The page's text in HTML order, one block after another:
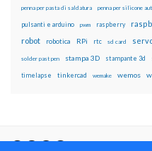
penna per pasta di saldatura penna per silicone
pulsanti e arduino pwm raspberry
robot robotica RPi rtc sd card
solder past pen stampa 3D stampante 3d
timelapse tinkercad wemake wemos